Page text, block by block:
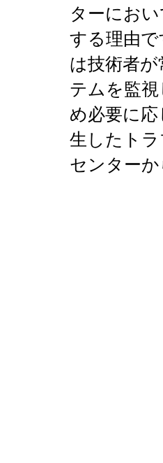
ターにお
する理由
は技術者
テムを監
め必要に
生したト
センターか